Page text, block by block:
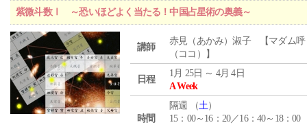
紫微斗数Ⅰ ～恐いほどよく当たる！中国占星術の奥義～
講師
赤見（あかみ）淑子 【マダム呼
（ココ）】
日程
1月 25日 ～ 4月 4日
A Week
時間
隔週 （土）
15：00～16：20／16：40～18：00